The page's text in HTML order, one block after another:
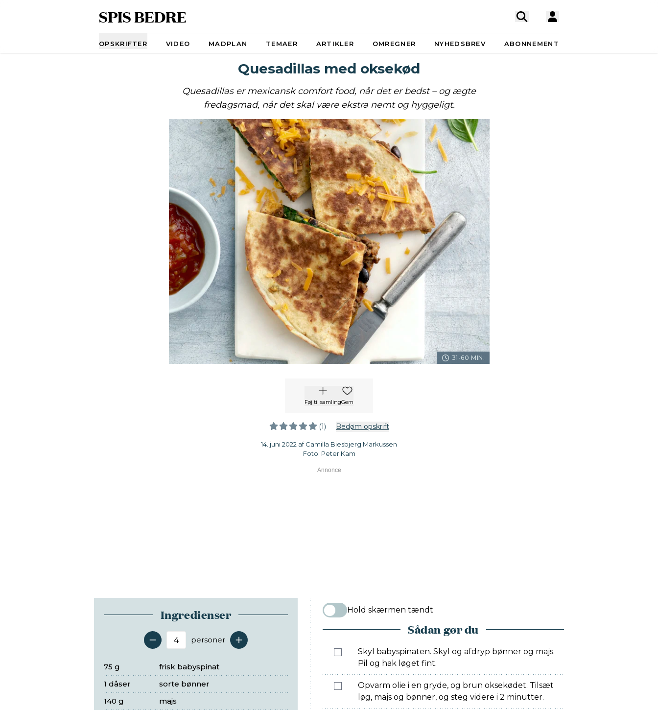
SPIS BEDRE
OPSKRIFTER VIDEO MADPLAN TEMAER ARTIKLER OMREGNER NYHEDSBREV ABONNEMENT
Quesadillas med oksekød
Quesadillas er mexicansk comfort food, når det er bedst – og ægte
fredagsmad, når det skal være ekstra nemt og hyggeligt.
31-60 MIN.
Føj til samlingGem
(1) Bedøm opskrift
14. juni 2022 af Camilla Biesbjerg Markussen
Foto: Peter Kam
Ingredienser
Antal serveringer
personer
frisk babyspinat
75 g
sorte bønner
1 dåser
majs
140 g
Hold skærmen tændt
Sådan gør du
Skyl babyspinaten. Skyl og afdryp bønner og majs.
Pil og hak løget fint.
Opvarm olie i en gryde, og brun oksekødet. Tilsæt
løg, majs og bønner, og steg videre i 2 minutter.